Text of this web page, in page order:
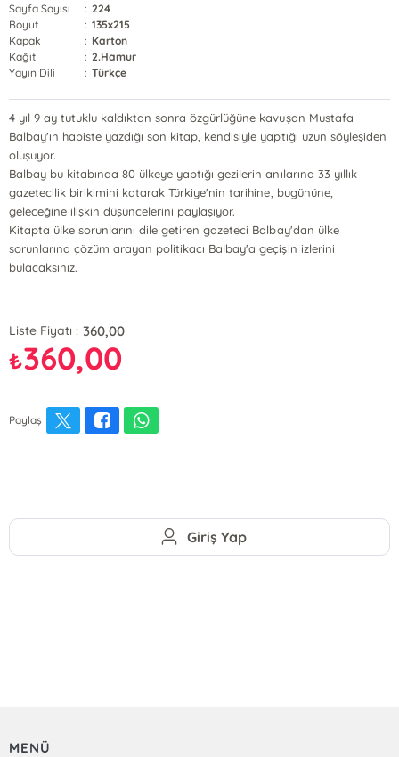
Sayfa Sayısı
: 224
Boyut
: 135x215
Kapak
: Karton
Kağıt
: 2.Hamur
Yayın Dili
: Türkçe
4 yıl 9 ay tutuklu kaldıktan sonra özgürlüğüne kavuşan Mustafa
Balbay'ın hapiste yazdığı son kitap, kendisiyle yaptığı uzun söyleşiden
oluşuyor.
Balbay bu kitabında 80 ülkeye yaptığı gezilerin anılarına 33 yıllık
gazetecilik birikimini katarak Türkiye'nin tarihine, bugününe,
geleceğine ilişkin düşüncelerini paylaşıyor.
Kitapta ülke sorunlarını dile getiren gazeteci Balbay'dan ülke
sorunlarına çözüm arayan politikacı Balbay'a geçişin izlerini
bulacaksınız.
Liste Fiyatı : 360,00
₺360,00
Paylaş
Giriş Yap
MENÜ